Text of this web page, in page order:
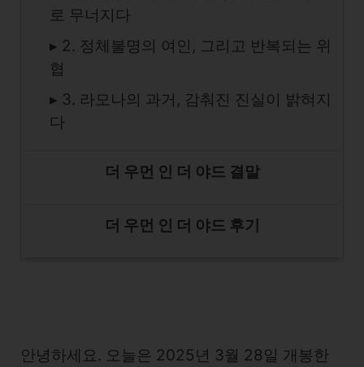
로 무너지다
▸ 2. 정체불명의 여인, 그리고 반복되는 위
협
▸ 3. 라모나의 과거, 감춰진 진실이 밝혀지
다
더 우먼 인 더 야드 결말
더 우먼 인 더 야드 후기
안녕하세요. 오늘은 2025년 3월 28일 개봉한